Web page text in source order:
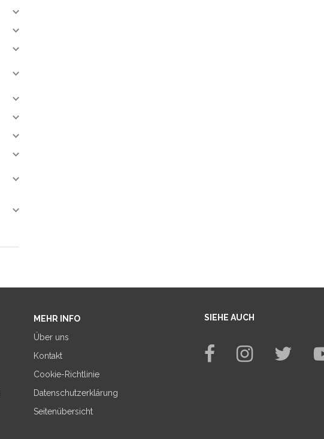
MEHR INFO
Über uns
Kontakt
Cookie-Richtlinie
Datenschutzerklärung
Seitenübersicht
SIEHE AUCH